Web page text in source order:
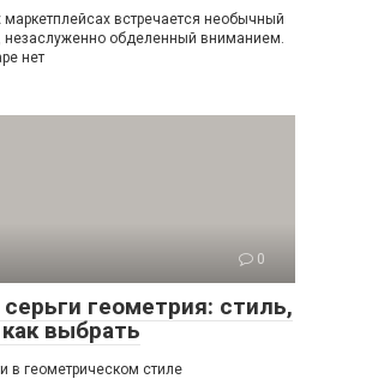
маркетплейсах встречается необычный
незаслуженно обделенный вниманием.
нет
0
геометрия: стиль,
выбрать
в геометрическом стиле